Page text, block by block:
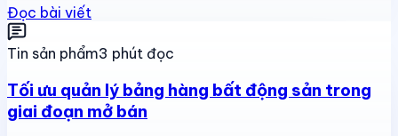
Đọc bài viết
Tin sản phẩm3 phút đọc
Tối ưu quản lý bảng hàng bất động sản trong
giai đoạn mở bán